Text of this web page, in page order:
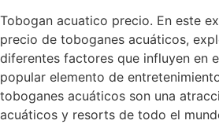
Tobogan acuatico precio. En este
precio de toboganes acuáticos,
diferentes factores que influyen en
popular elemento de
toboganes acuáticos son una
acuáticos y resorts de todo el